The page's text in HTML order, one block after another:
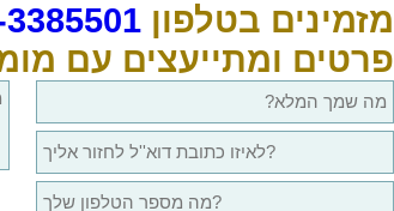
מזמינים בטלפון
פרטים ומתייעצים עם